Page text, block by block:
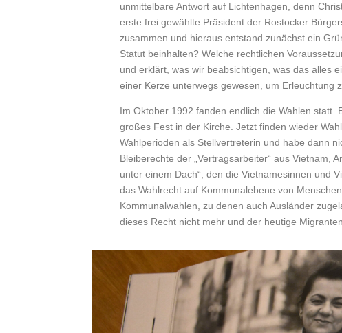
unmittelbare Antwort auf Lichtenhagen, denn
erste frei gewählte Präsident der Rostocker
zusammen und hieraus entstand zunächst ein
Statut beinhalten? Welche rechtlichen
und erklärt, was wir beabsichtigen, was das alles
einer Kerze unterwegs gewesen, um Erleuchtung
Im Oktober 1992 fanden endlich die Wahlen statt.
großes Fest in der Kirche. Jetzt finden wieder
Wahlperioden als Stellvertreterin und habe dann
Bleiberechte der „Vertragsarbeiter“ aus Vietnam,
unter einem Dach“, den die Vietnamesinnen und
das Wahlrecht auf Kommunalebene von
Kommunalwahlen, zu denen auch Ausländer
dieses Recht nicht mehr und der heutige